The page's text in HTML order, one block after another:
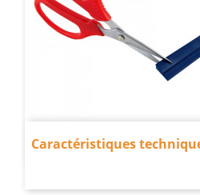
Caractéristiques